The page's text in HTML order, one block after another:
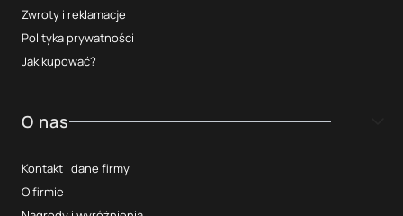
Zwroty i reklamacje
Polityka prywatności
Jak kupować?
O nas
Kontakt i dane firmy
O firmie